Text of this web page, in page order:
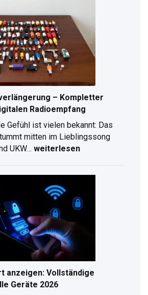
– Kompletter
Radioempfang
Gefühl ist vielen bekannt: Das
mitten im Lieblingssong
UKW… weiterlesen
anzeigen: Vollständige
Geräte 2026